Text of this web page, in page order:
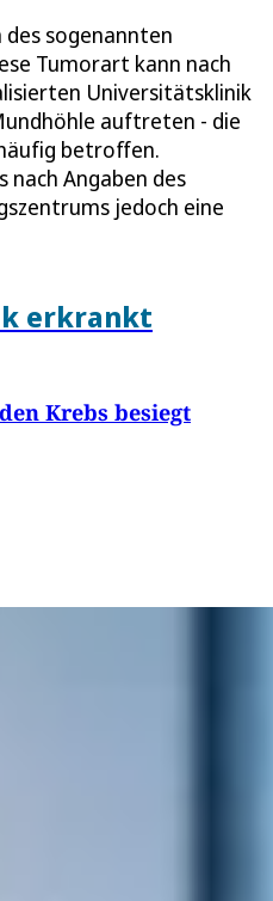
sogenannten
Tumorart kann nach
Universitätsklinik
auftreten - die
betroffen.
nach Angaben des
jedoch eine
erkrankt
Krebs besiegt